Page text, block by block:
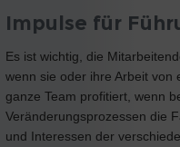
Impulse für
Es ist wichtig, die
wenn sie oder ihre Arbeit von
ganze Team profitiert, wenn
Veränderungsprozessen die
und Interessen der